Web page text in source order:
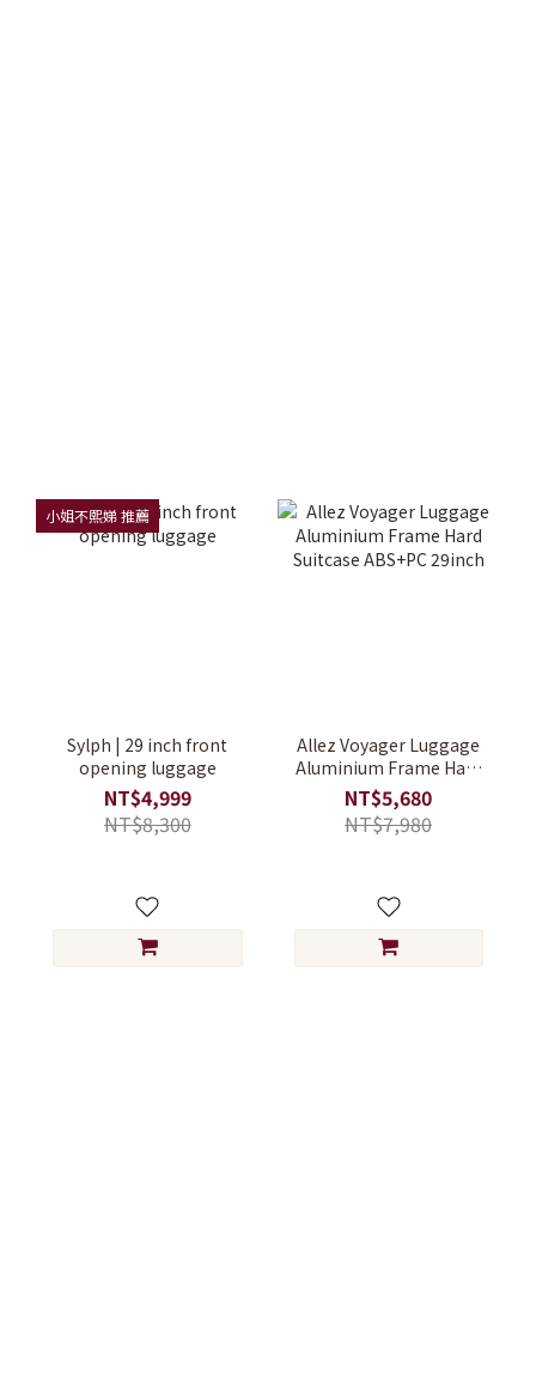
小姐不熙娣 推薦
Sylph | 29 inch front
opening luggage
NT$4,999
NT$8,300
Allez Voyager Luggage
Aluminium Frame Hard
Suitcase ABS+PC 29inch
NT$5,680
NT$7,980